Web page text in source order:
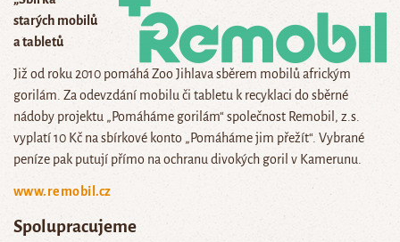
starých mobilů
a tabletů
Již od roku 2010 pomáhá Zoo Jihlava sběrem mobilů africkým
gorilám. Za odevzdání mobilu či tabletu k recyklaci do sběrné
nádoby projektu „Pomáháme gorilám“ společnost Remobil, z.s.
vyplatí 10 Kč na sbírkové konto „Pomáháme jim přežít“. Vybrané
peníze pak putují přímo na ochranu divokých goril v Kamerunu.
www.remobil.cz
Spolupracujeme